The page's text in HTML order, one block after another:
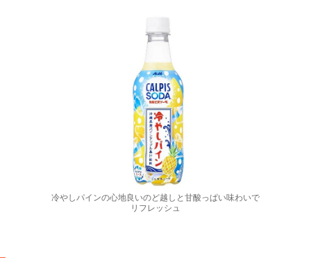
冷やしパインの心地良いのど越しと甘酸っぱい味わいで
リフレッシュ